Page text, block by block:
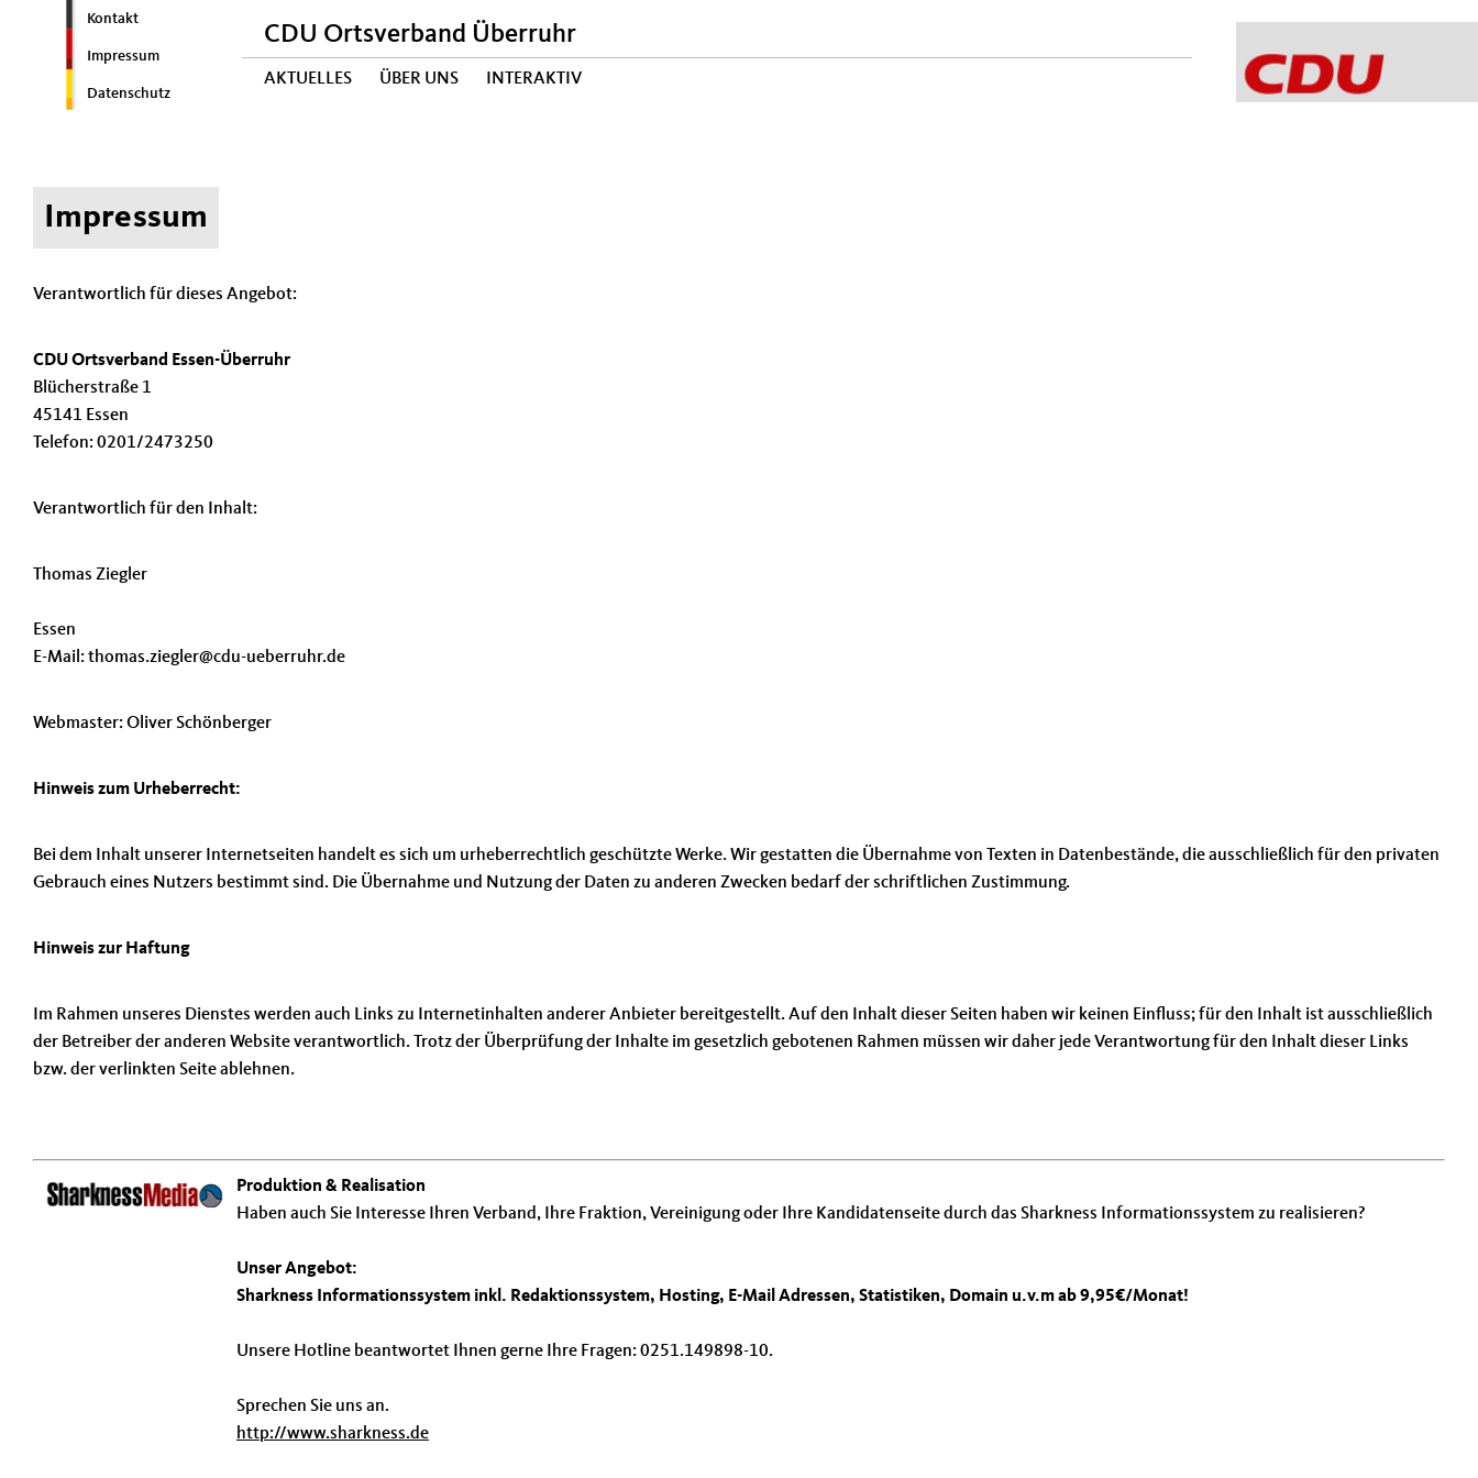
Kontakt
Impressum
Datenschutz
CDU Ortsverband Überruhr
AKTUELLES ÜBER UNS INTERAKTIV
Impressum
Verantwortlich für dieses Angebot:
CDU Ortsverband Essen-Überruhr
Blücherstraße 1
45141 Essen
Telefon: 0201/2473250
Verantwortlich für den Inhalt:
Thomas Ziegler
Essen
E-Mail: thomas.ziegler@cdu-ueberruhr.de
Webmaster: Oliver Schönberger
Hinweis zum Urheberrecht:
Bei dem Inhalt unserer Internetseiten handelt es sich um urheberrechtlich geschützte Werke. Wir gestatten die Übernahme von Texten in Datenbestände, die ausschließlich für den privaten
Gebrauch eines Nutzers bestimmt sind. Die Übernahme und Nutzung der Daten zu anderen Zwecken bedarf der schriftlichen Zustimmung.
Hinweis zur Haftung
Im Rahmen unseres Dienstes werden auch Links zu Internetinhalten anderer Anbieter bereitgestellt. Auf den Inhalt dieser Seiten haben wir keinen Einfluss; für den Inhalt ist ausschließlich
der Betreiber der anderen Website verantwortlich. Trotz der Überprüfung der Inhalte im gesetzlich gebotenen Rahmen müssen wir daher jede Verantwortung für den Inhalt dieser Links
bzw. der verlinkten Seite ablehnen.
Produktion & Realisation
Haben auch Sie Interesse Ihren Verband, Ihre Fraktion, Vereinigung oder Ihre Kandidatenseite durch das Sharkness Informationssystem zu realisieren?
Unser Angebot:
Sharkness Informationssystem inkl. Redaktionssystem, Hosting, E-Mail Adressen, Statistiken, Domain u.v.m ab 9,95€/Monat!
Unsere Hotline beantwortet Ihnen gerne Ihre Fragen: 0251.149898-10.
Sprechen Sie uns an.
http://www.sharkness.de